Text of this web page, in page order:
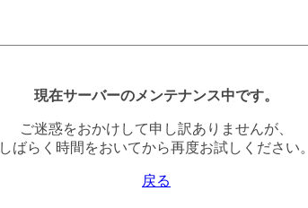
現在サーバーのメンテナンス中です。
ご迷惑をおかけして申し訳ありませんが、
しばらく時間をおいてから再度お試しください。
戻る